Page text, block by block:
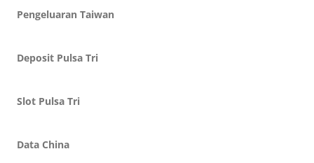
Pengeluaran Taiwan
Deposit Pulsa Tri
Slot Pulsa Tri
Data China